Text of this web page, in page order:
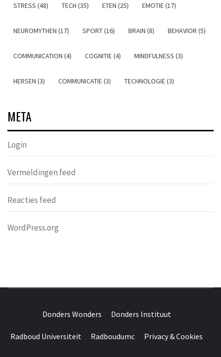
STRESS (48) TECH (35) ETEN (25) EMOTIE (17)
NEUROMYTHEN (17) SPORT (16) BRAIN (8) BEHAVIOR (5)
COMMUNICATION (4) COGNITIE (4) MINDFULNESS (3)
HERSEN (3) COMMUNICATIE (3) TECHNOLOGIE (3)
META
Login
Vermeldingen feed
Reacties feed
WordPress.org
WONDERS
Donders Wonders Donders Instituut
Radboud Universiteit Radboudumc Privacy & Cookies